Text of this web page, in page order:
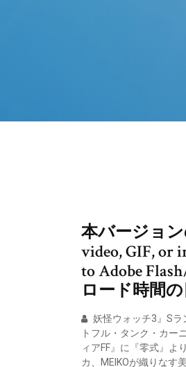
本バージョン
video, GIF, or
to Adobe
ロード時間
妖怪ウォッチ3』Sラ
トフル・タンク・カー
ィアFF』に『零式』よ
カ、MEIKOが織りなす